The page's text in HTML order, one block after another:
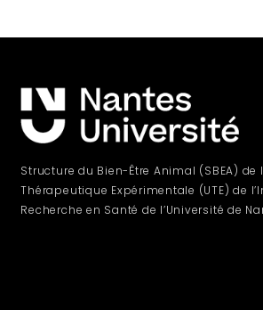
Structure du Bien-Être Animal (SBEA) de
Thérapeutique Expérimentale (UTE) de
Recherche en Santé de l’Université de